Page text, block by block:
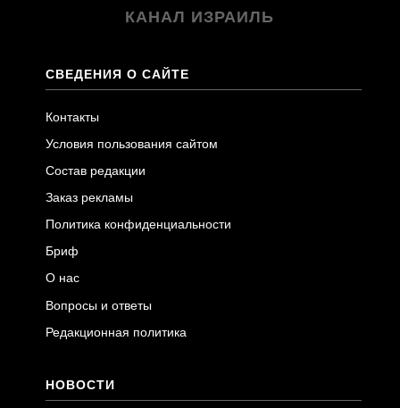
КАНАЛ ИЗРАИЛЬ
СВЕДЕНИЯ О САЙТЕ
Контакты
Условия пользования сайтом
Состав редакции
Заказ рекламы
Политика конфиденциальности
Бриф
О нас
Вопросы и ответы
Редакционная политика
НОВОСТИ